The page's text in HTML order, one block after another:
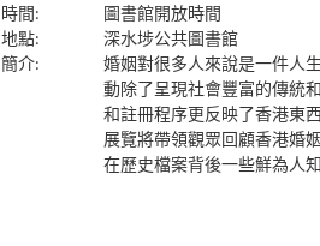
時間:
圖書館開放時間
地點:
深水埗公共圖書館
簡介:
婚姻對很多人來說是一件人
動除了呈現社會豐富的傳統
和註冊程序更反映了香港東
展覽將帶領觀眾回顧香港婚
在歷史檔案背後一些鮮為人